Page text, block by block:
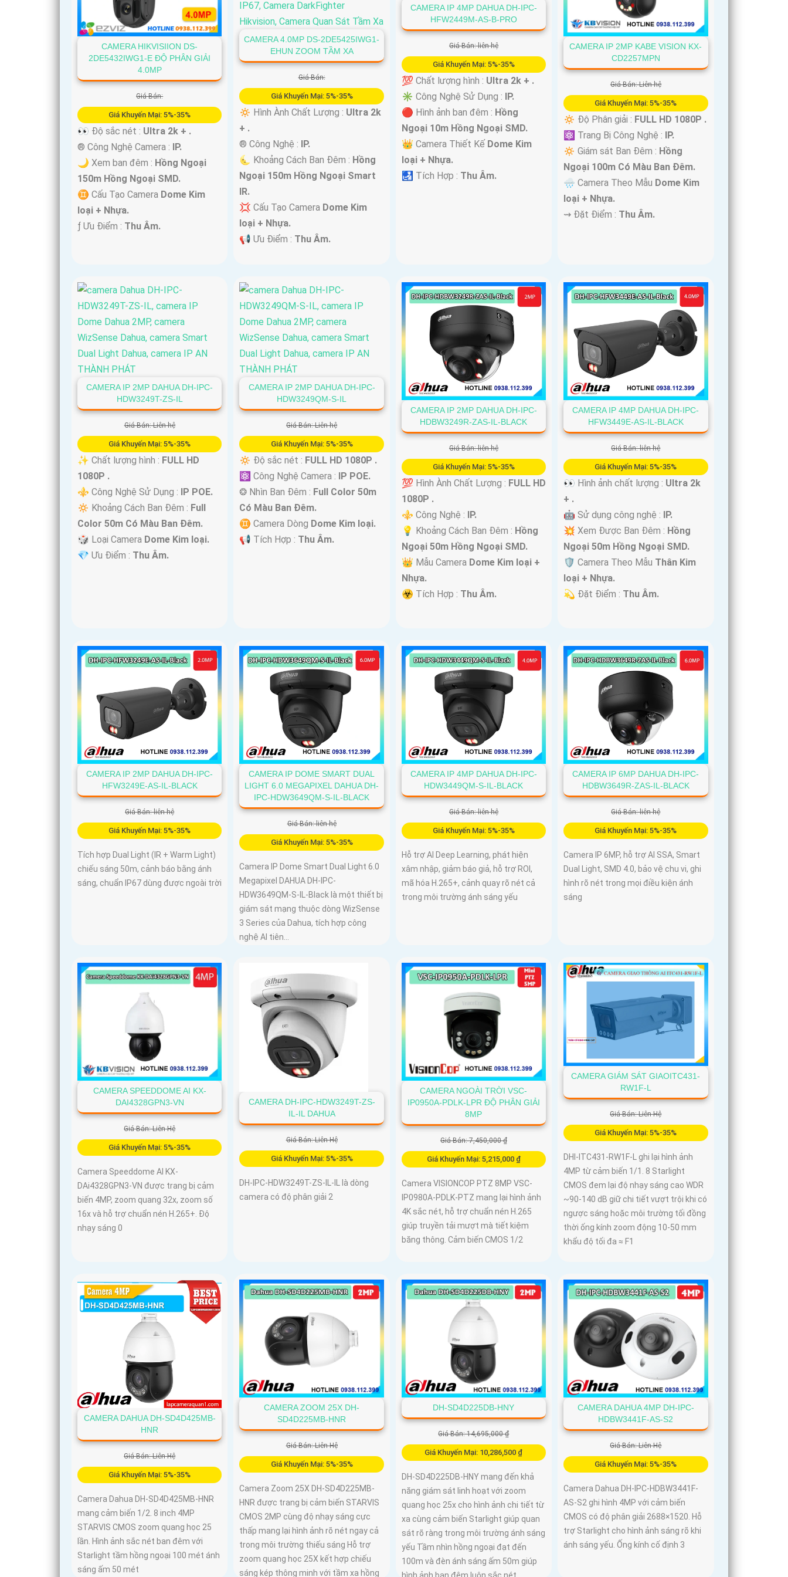
CAMERA HIKVISIION DS-
2DE5432IWG1-E ĐỘ PHÂN GIẢI
4.0MP
Giá Bán:
Giá Khuyến Mại: 5%-35%
👀 Độ sắc nét : Ultra 2k + .
®️ Công Nghệ Camera : IP.
🌙 Xem ban đêm : Hồng Ngoại
150m Hồng Ngoại SMD.
♊ Cấu Tạo Camera Dome Kim
loại + Nhựa.
️ƒ Ưu Điểm : Thu Âm.
CAMERA 4.0MP DS-2DE5425IWG1-
EHUN ZOOM TẦM XA
Giá Bán:
Giá Khuyến Mại: 5%-35%
🔅 Hình Ành Chất Lượng : Ultra 2k
+ .
®️ Công Nghệ : IP.
🌜 Khoảng Cách Ban Đêm : Hồng
Ngoại 150m Hồng Ngoại Smart
IR.
💢 Cấu Tạo Camera Dome Kim
loại + Nhựa.
️📢 Ưu Điểm : Thu Âm.
CAMERA IP 4MP DAHUA DH-IPC-
HFW2449M-AS-B-PRO
Giá Bán: liên hệ
Giá Khuyến Mại: 5%-35%
💯 Chất lượng hình : Ultra 2k + .
✳️ Công Nghệ Sử Dụng : IP.
🔴 Hình ảnh ban đêm : Hồng
Ngoại 10m Hồng Ngoại SMD.
👑 Camera Thiết Kế Dome Kim
loại + Nhựa.
️🛃 Tích Hợp : Thu Âm.
CAMERA IP 2MP KABE VISION KX-
CD2257MPN
Giá Bán: Liên hệ
Giá Khuyến Mại: 5%-35%
🔅 Độ Phân giải : FULL HD 1080P .
⚛️ Trang Bị Công Nghệ : IP.
🔅 Giám sát Ban Đêm : Hồng
Ngoại 100m Có Màu Ban Ðêm.
🌧️ Camera Theo Mẫu Dome Kim
loại + Nhựa.
️⇝ Đặt Điểm : Thu Âm.
CAMERA IP 2MP DAHUA DH-IPC-
HDW3249T-ZS-IL
Giá Bán: Liên hệ
Giá Khuyến Mại: 5%-35%
✨ Chất lượng hình : FULL HD
1080P .
⚜️ Công Nghệ Sử Dụng : IP POE.
🔅 Khoảng Cách Ban Đêm : Full
Color 50m Có Màu Ban Ðêm.
🎲 Loại Camera Dome Kim loại.
️💎 Ưu Điểm : Thu Âm.
CAMERA IP 2MP DAHUA DH-IPC-
HDW3249QM-S-IL
Giá Bán: Liên hệ
Giá Khuyến Mại: 5%-35%
🔅 Độ sắc nét : FULL HD 1080P .
⚛️ Công Nghệ Camera : IP POE.
❂ Nhìn Ban Đêm : Full Color 50m
Có Màu Ban Ðêm.
♊ Camera Dòng Dome Kim loại.
️📢 Tích Hợp : Thu Âm.
CAMERA IP 2MP DAHUA DH-IPC-
HDBW3249R-ZAS-IL-BLACK
Giá Bán: liên hệ
Giá Khuyến Mại: 5%-35%
💯 Hình Ành Chất Lượng : FULL HD
1080P .
⚜️ Công Nghệ : IP.
💡 Khoảng Cách Ban Đêm : Hồng
Ngoại 50m Hồng Ngoại SMD.
👑 Mẫu Camera Dome Kim loại +
Nhựa.
️☣️ Tích Hợp : Thu Âm.
CAMERA IP 4MP DAHUA DH-IPC-
HFW3449E-AS-IL-BLACK
Giá Bán: liên hệ
Giá Khuyến Mại: 5%-35%
️
👀 Hình ảnh chất lượng : Ultra 2k
+ .
🤖️ Sử dụng công nghệ : IP.
💥 Xem Được Ban Đêm : Hồng
Ngoại 50m Hồng Ngoại SMD.
🛡 Camera Theo Mẫu Thân Kim
loại + Nhựa.
️💫 Đặt Điểm : Thu Âm.
CAMERA IP 2MP DAHUA DH-IPC-
HFW3249E-AS-IL-BLACK
Giá Bán: liên hệ
Giá Khuyến Mại: 5%-35%
Tích hợp Dual Light (IR + Warm Light)
chiếu sáng 50m, cảnh báo bằng ánh
sáng, chuẩn IP67 dùng được ngoài trời
CAMERA IP DOME SMART DUAL
LIGHT 6.0 MEGAPIXEL DAHUA DH-
IPC-HDW3649QM-S-IL-BLACK
Giá Bán: liên hệ
Giá Khuyến Mại: 5%-35%
Camera IP Dome Smart Dual Light 6.0
Megapixel DAHUA DH-IPC-
HDW3649QM-S-IL-Black là một thiết bị
giám sát mạng thuộc dòng WizSense
3 Series của Dahua, tích hợp công
nghệ AI tiên...
CAMERA IP 4MP DAHUA DH-IPC-
HDW3449QM-S-IL-BLACK
Giá Bán: liên hệ
Giá Khuyến Mại: 5%-35%
Hỗ trợ AI Deep Learning, phát hiện
xâm nhập, giảm báo giả, hỗ trợ ROI,
mã hóa H.265+, cảnh quay rõ nét cả
trong môi trường ánh sáng yếu
CAMERA IP 6MP DAHUA DH-IPC-
HDBW3649R-ZAS-IL-BLACK
Giá Bán: liên hệ
Giá Khuyến Mại: 5%-35%
Camera IP 6MP, hỗ trợ AI SSA, Smart
Dual Light, SMD 4.0, bảo vệ chu vi, ghi
hình rõ nét trong mọi điều kiện ánh
sáng
CAMERA SPEEDDOME AI KX-
DAI4328GPN3-VN
Giá Bán: Liên Hệ
Giá Khuyến Mại: 5%-35%
Camera Speeddome AI KX-
DAi4328GPN3-VN được trang bị cảm
biến 4MP, zoom quang 32x, zoom số
16x và hỗ trợ chuẩn nén H.265+. Độ
nhạy sáng 0
CAMERA DH-IPC-HDW3249T-ZS-
IL-IL DAHUA
Giá Bán: Liên Hệ
Giá Khuyến Mại: 5%-35%
DH-IPC-HDW3249T-ZS-IL-IL là dòng
camera có độ phân giải 2
CAMERA NGOÀI TRỜI VSC-
IP0950A-PDLK-LPR ĐỘ PHÂN GIẢI
8MP
Giá Bán: 7,450,000 ₫
Giá Khuyến Mại: 5,215,000 ₫
Camera VISIONCOP PTZ 8MP VSC-
IP0980A-PDLK-PTZ mang lại hình ảnh
4K sắc nét, hỗ trợ chuẩn nén H.265
giúp truyền tải mượt mà tiết kiệm
băng thông. Cảm biến CMOS 1/2
CAMERA GIÁM SÁT GIAOITC431-
RW1F-L
Giá Bán: Liên Hệ
Giá Khuyến Mại: 5%-35%
DHI-ITC431-RW1F-L ghi lại hình ảnh
4MP từ cảm biến 1/1. 8 Starlight
CMOS đem lại độ nhạy sáng cao WDR
~90-140 dB giữ chi tiết vượt trội khi có
ngược sáng hoặc môi trường tối đồng
thời ống kính zoom động 10-50 mm
khẩu độ tối đa ≈ F1
CAMERA DAHUA DH-SD4D425MB-
HNR
Giá Bán: Liên Hệ
Giá Khuyến Mại: 5%-35%
Camera Dahua DH-SD4D425MB-HNR
mang cảm biến 1/2. 8 inch 4MP
STARVIS CMOS zoom quang học 25
lần. Hình ảnh sắc nét ban đêm với
Starlight tầm hồng ngoại 100 mét ánh
sáng ấm 50 mét
CAMERA ZOOM 25X DH-
SD4D225MB-HNR
Giá Bán: Liên Hệ
Giá Khuyến Mại: 5%-35%
Camera Zoom 25X DH-SD4D225MB-
HNR được trang bị cảm biến STARVIS
CMOS 2MP cùng độ nhạy sáng cực
thấp mang lại hình ảnh rõ nét ngay cả
trong môi trường thiếu sáng Hỗ trợ
zoom quang học 25X kết hợp chiếu
sáng kép thông minh với tầm xa hồng
DH-SD4D225DB-HNY
Giá Bán: 14,695,000 ₫
Giá Khuyến Mại: 10,286,500 ₫
DH-SD4D225DB-HNY mang đến khả
năng giám sát linh hoạt với zoom
quang học 25x cho hình ảnh chi tiết từ
xa cùng cảm biến Starlight giúp quan
sát rõ ràng trong môi trường ánh sáng
yếu Tầm nhìn hồng ngoại đạt đến
100m và đèn ánh sáng ấm 50m giúp
CAMERA DAHUA 4MP DH-IPC-
HDBW3441F-AS-S2
Giá Bán: Liên Hệ
Giá Khuyến Mại: 5%-35%
Camera Dahua DH-IPC-HDBW3441F-
AS-S2 ghi hình 4MP với cảm biến
CMOS có độ phân giải 2688×1520. Hỗ
trợ Starlight cho hình ảnh sáng rõ khi
ánh sáng yếu. Ống kính cố định 3